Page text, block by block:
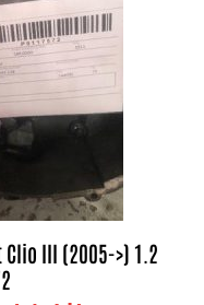
III (2005->) 1.2